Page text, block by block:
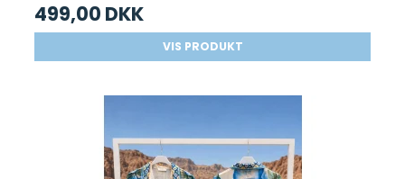
499,00 DKK
VIS PRODUKT